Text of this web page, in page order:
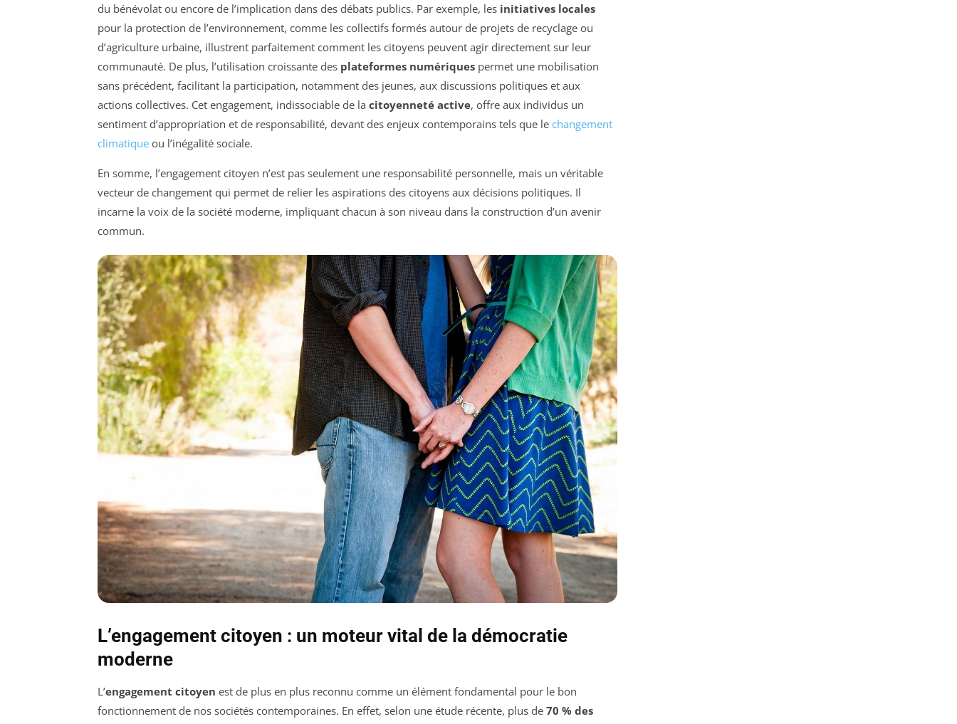
du bénévolat ou encore de l’implication dans des débats publics. Par exemple, les initiatives locales
pour la protection de l’environnement, comme les collectifs formés autour de projets de recyclage ou
d’agriculture urbaine, illustrent parfaitement comment les citoyens peuvent agir directement sur leur
communauté. De plus, l’utilisation croissante des plateformes numériques permet une mobilisation
sans précédent, facilitant la participation, notamment des jeunes, aux discussions politiques et aux
actions collectives. Cet engagement, indissociable de la citoyenneté active, offre aux individus un
sentiment d’appropriation et de responsabilité, devant des enjeux contemporains tels que le changement
climatique ou l’inégalité sociale.
En somme, l’engagement citoyen n’est pas seulement une responsabilité personnelle, mais un véritable
vecteur de changement qui permet de relier les aspirations des citoyens aux décisions politiques. Il
incarne la voix de la société moderne, impliquant chacun à son niveau dans la construction d’un avenir
commun.
L’engagement citoyen : un moteur vital de la démocratie
moderne
L’engagement citoyen est de plus en plus reconnu comme un élément fondamental pour le bon
fonctionnement de nos sociétés contemporaines. En effet, selon une étude récente, plus de 70 % des